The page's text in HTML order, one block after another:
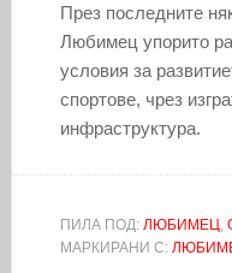
През последните
Любимец упорито
условия за
спортове, чрез
инфраструктура.
ПИЛА ПОД: ЛЮБИМЕЦ,
МАРКИРАНИ С: